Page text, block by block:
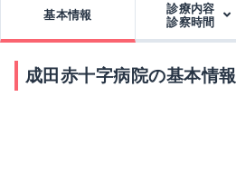
基本情報
診療内容
診察時間
成田赤十字病院の基本情報